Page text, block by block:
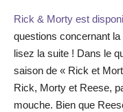
Rick & Morty est
questions concernant la
lisez la suite ! Dans le
saison de « Rick et
Rick, Morty et Reese,
mouche. Bien que